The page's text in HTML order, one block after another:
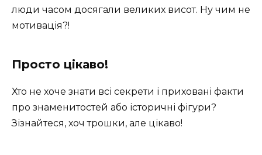
люди часом досягали великих висот. Ну чим не
мотивація?!
Просто цікаво!
Хто не хоче знати всі секрети і приховані факти
про знаменитостей або історичні фігури?
Зізнайтеся, хоч трошки, але цікаво!